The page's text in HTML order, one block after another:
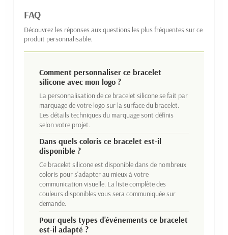
FAQ
Découvrez les réponses aux questions les plus fréquentes sur ce
produit personnalisable.
Comment personnaliser ce bracelet
silicone avec mon logo ?
La personnalisation de ce bracelet silicone se fait par
marquage de votre logo sur la surface du bracelet.
Les détails techniques du marquage sont définis
selon votre projet.
Dans quels coloris ce bracelet est-il
disponible ?
Ce bracelet silicone est disponible dans de nombreux
coloris pour s'adapter au mieux à votre
communication visuelle. La liste complète des
couleurs disponibles vous sera communiquée sur
demande.
Pour quels types d'événements ce bracelet
est-il adapté ?